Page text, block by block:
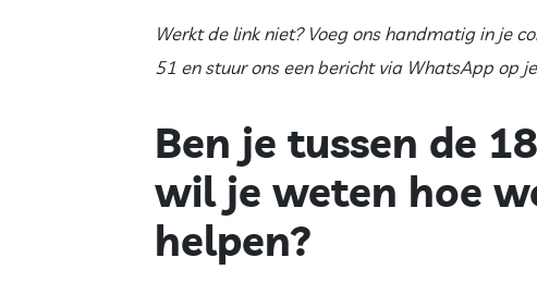
Werkt de link niet? Voeg ons handmatig in je
51 en stuur ons een bericht via WhatsApp op
Ben je tussen de
wil je weten hoe
helpen?